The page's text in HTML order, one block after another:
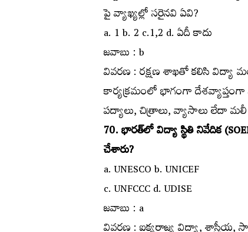
పై వ్యాఖ్యల్లో సరైనవి ఏవి?
a. 1 b. 2 c.1,2 d. ఏదీ కాదు
జవాబు : b
వివరణ : రక్షణ శాఖతో కలిసి విద్యా
కార్యక్రమంలో భాగంగా దేశవ్యాప్తంగా
పద్యాలు, చిత్రాలు, వ్యాసాలు లేదా మలీ
70. భారత్‌లో విద్యా స్థితి నివేదిక
చేశారు?
a. UNESCO b. UNICEF
c. UNFCCC d. UDISE
జవాబు : a